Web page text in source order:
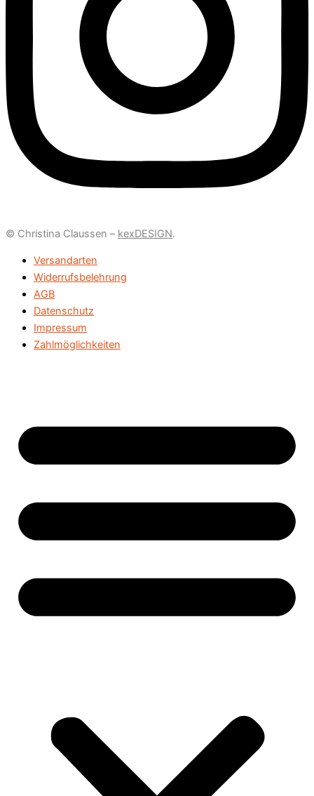
© Christina Claussen – kexDESIGN.
Versandarten
Widerrufsbelehrung
AGB
Datenschutz
Impressum
Zahlmöglichkeiten